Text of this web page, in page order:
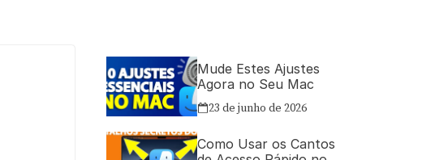
Mude Estes Ajustes
Agora no Seu Mac
23 de junho de 2026
Como Usar os Cantos